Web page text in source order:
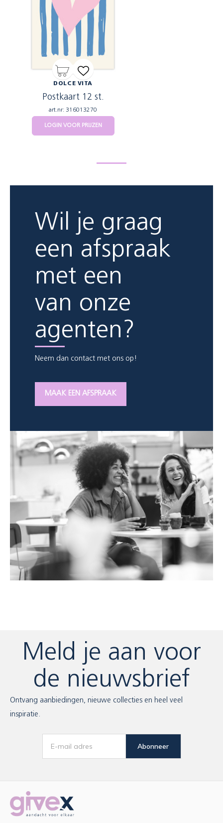
DOLCE VITA
Postkaart 12 st.
art.nr: 316013270
LOGIN VOOR PRIJZEN
Wil je graag
een afspraak
met een
van onze
agenten?
Neem dan contact met ons op!
MAAK EEN AFSPRAAK
Meld je aan voor
de nieuwsbrief
Ontvang aanbiedingen, nieuwe collecties en heel veel
inspiratie.
Abonneer